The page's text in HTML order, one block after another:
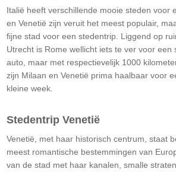
Italië heeft verschillende mooie steden voor
en Venetië zijn veruit het meest populair,
fijne stad voor een stedentrip. Liggend op
Utrecht is Rome wellicht iets te ver voor een
auto, maar met respectievelijk 1000
zijn Milaan en Venetië prima haalbaar voor
kleine week.​
Stedentrip Venetië​
Venetië, met haar historisch centrum, staat
meest romantische bestemmingen van
van de stad met haar kanalen, smalle